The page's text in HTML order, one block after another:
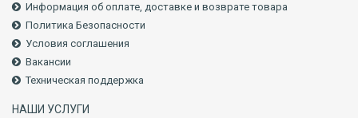
Информация об оплате, доставке и возврате товара
Политика Безопасности
Условия соглашения
Вакансии
Техническая поддержка
НАШИ УСЛУГИ